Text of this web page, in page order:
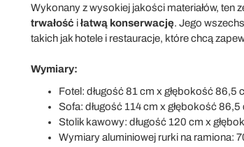
Wykonany z wysokiej jakości materiałów, ten
trwałość iłatwą konserwację. Jego
takich jak hotele i restauracje, które chcą
Wymiary:
Fotel: długość 81 cm x głębokość
Sofa: długość 114 cm x głębokość
Stolik kawowy: długość 120 cm x
Wymiary aluminiowej rurki na ramiona: